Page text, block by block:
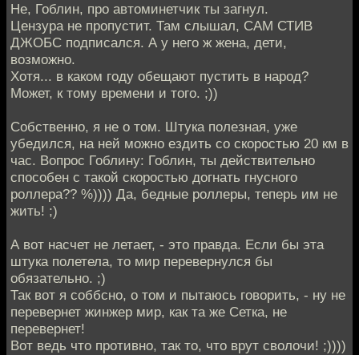
Не, Гоблин, про автоминетчик ты загнул.
Цензура не пропустит. Там слышал, САМ СТИВ
ДЖОБС подписался. А у него ж жена, дети,
возможно.
Хотя... в каком году обещают пустить в народ?
Может, к тому времени и того. ;))
Собственно, я не о том. Штука полезная, уже
убедился, на ней можно ездить со скоростью 20 км в
час. Вопрос Гоблину: Гоблин, ты действительно
способен с такой скоростью догнать гнусного
роллера?? %)))) Да, бедные роллеры, теперь им не
жить! ;)
А вот насчет не летает, - это правда. Если бы эта
штука полетела, то мир перевернулся бы
обязательно. ;)
Так вот я соббсно, о том и пытаюсь говорить, - ну не
перевернет жинжер мир, как та же Сетка, не
перевернет!
Вот ведь что противно, так то, что врут сволочи! ;))))